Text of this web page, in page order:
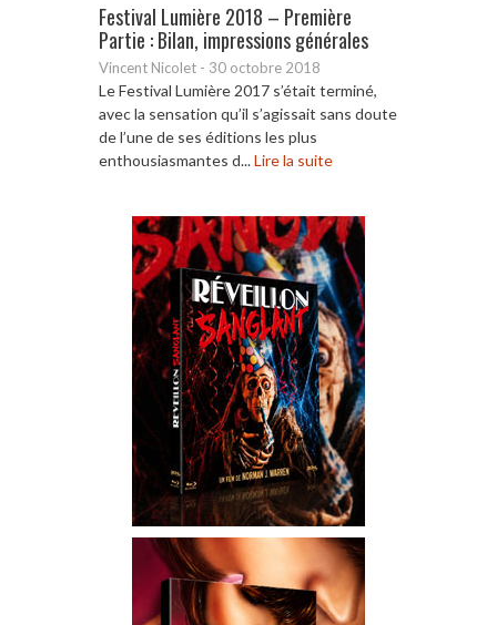
Festival Lumière 2018 – Première
Partie : Bilan, impressions générales
Vincent Nicolet - 30 octobre 2018
Le Festival Lumière 2017 s’était terminé,
avec la sensation qu’il s’agissait sans doute
de l’une de ses éditions les plus
enthousiasmantes d...Lire la suite